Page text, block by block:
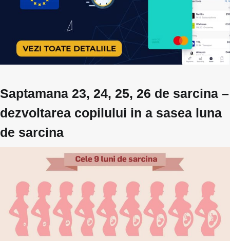
Saptamana 23, 24, 25, 26 de sarcina –
dezvoltarea copilului in a sasea luna
de sarcina